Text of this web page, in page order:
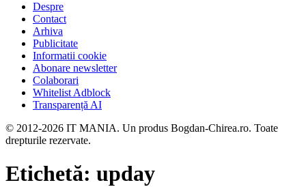
Despre
Contact
Arhiva
Publicitate
Informatii cookie
Abonare newsletter
Colaborari
Whitelist Adblock
Transparență AI
© 2012-2026 IT MANIA. Un produs Bogdan-Chirea.ro. Toate
drepturile rezervate.
Etichetă: upday